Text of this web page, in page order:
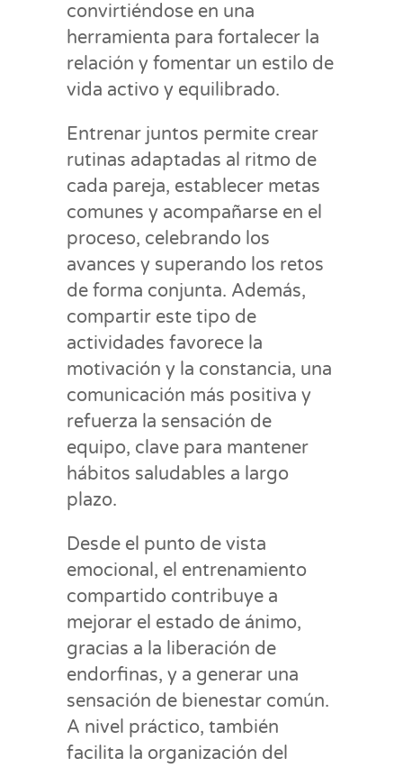
convirtiéndose en una
herramienta para fortalecer la
relación y fomentar un estilo de
vida activo y equilibrado.
Entrenar juntos permite crear
rutinas adaptadas al ritmo de
cada pareja, establecer metas
comunes y acompañarse en el
proceso, celebrando los
avances y superando los retos
de forma conjunta. Además,
compartir este tipo de
actividades favorece la
motivación y la constancia, una
comunicación más positiva y
refuerza la sensación de
equipo, clave para mantener
hábitos saludables a largo
plazo.
Desde el punto de vista
emocional, el entrenamiento
compartido contribuye a
mejorar el estado de ánimo,
gracias a la liberación de
endorfinas, y a generar una
sensación de bienestar común.
A nivel práctico, también
facilita la organización del